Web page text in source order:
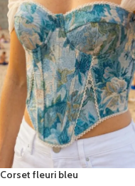
Corset fleuri bleu